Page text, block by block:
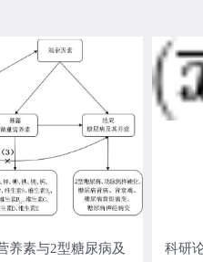
养素与2型糖尿病及
科研